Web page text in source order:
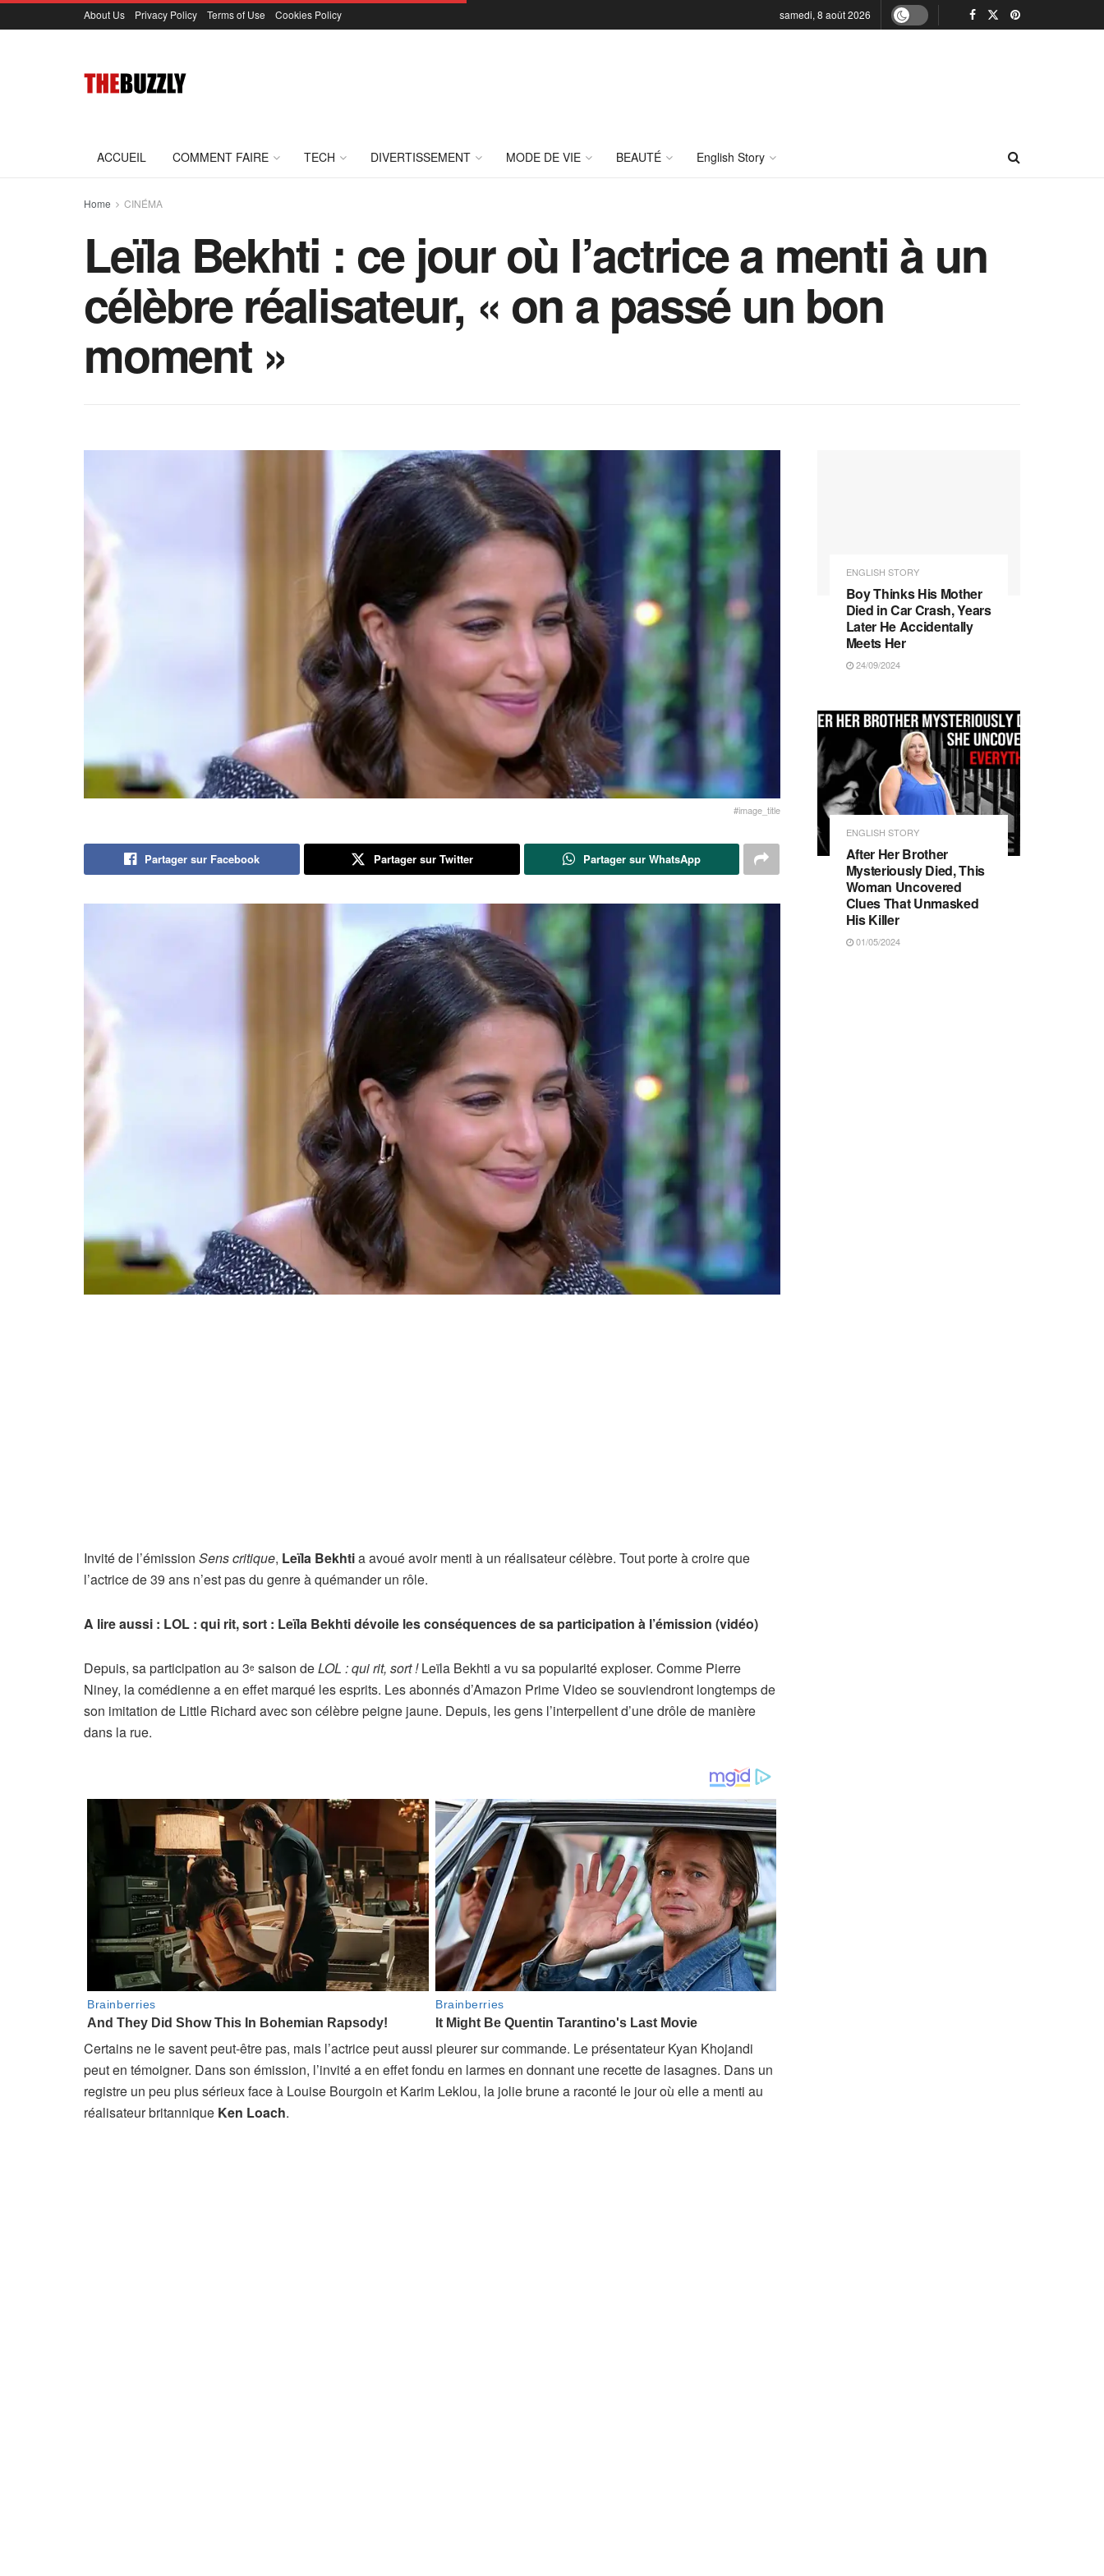
About Us Privacy Policy Terms of Use Cookies Policy samedi, 8 août 2026
ACCUEIL COMMENT FAIRE TECH DIVERTISSEMENT MODE DE VIE BEAUTÉ English Story
Home CINÉMA
Leïla Bekhti : ce jour où l’actrice a menti à un
célèbre réalisateur, « on a passé un bon
moment »
#image_title
Partager sur Facebook Partager sur Twitter Partager sur WhatsApp
Invité de l’émission Sens critique, Leïla Bekhtia avoué avoir menti à un réalisateur célèbre. Tout porte à croire que
l’actrice de 39 ans n’est pas du genre à quémander un rôle.
A lire aussi : LOL : qui rit, sort : Leïla Bekhti dévoile les conséquences de sa participation à l’émission (vidéo)
Depuis, sa participation au 3e saison deLOL : qui rit, sort !Leïla Bekhti a vu sa popularité exploser. Comme Pierre
Niney, la comédienne a en effet marqué les esprits. Les abonnés d’Amazon Prime Video se souviendront longtemps de
son imitation de Little Richard avec son célèbre peigne jaune. Depuis, les gens l’interpellent d’une drôle de manière
dans la rue.
Certains ne le savent peut-être pas, mais l’actrice peut aussi pleurer sur commande. Le présentateur Kyan Khojandi
peut en témoigner. Dans son émission, l’invité a en effet fondu en larmes en donnant une recette de lasagnes. Dans un
registre un peu plus sérieux face à Louise Bourgoin et Karim Leklou, la jolie brune a raconté le jour où elle a menti au
réalisateur britannique Ken Loach.
ENGLISH STORY
Boy Thinks His Mother
Died in Car Crash, Years
Later He Accidentally
Meets Her
24/09/2024
ENGLISH STORY
After Her Brother
Mysteriously Died, This
Woman Uncovered
Clues That Unmasked
His Killer
01/05/2024